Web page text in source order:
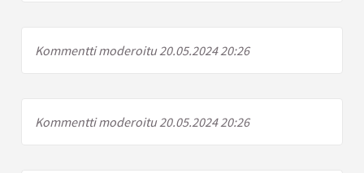
Kommentti moderoitu 20.05.2024 20:26
Kommentti moderoitu 20.05.2024 20:26